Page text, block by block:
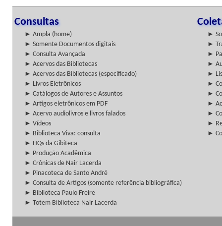
Consultas
► Ampla (home)
►
► Somente Documentos digitais
►
► Consulta Avançada
►
► Acervos das Bibliotecas
►
► Acervos das Bibliotecas (especificado)
►
► Livros Eletrônicos
►
► Catálogos de Autores e Assuntos
►
► Artigos eletrônicos em PDF
►
► Acervo audiolivros e livros falados
►
► Vídeos
►
► Biblioteca Viva: consulta
►
► HQs da Gibiteca
► Produção Acadêmica
► Crônicas de Nair Lacerda
► Pinacoteca de Santo André
► Consulta de Artigos (somente referência bibliográfica)
► Biblioteca Paulo Freire
► Totem Biblioteca Nair Lacerda